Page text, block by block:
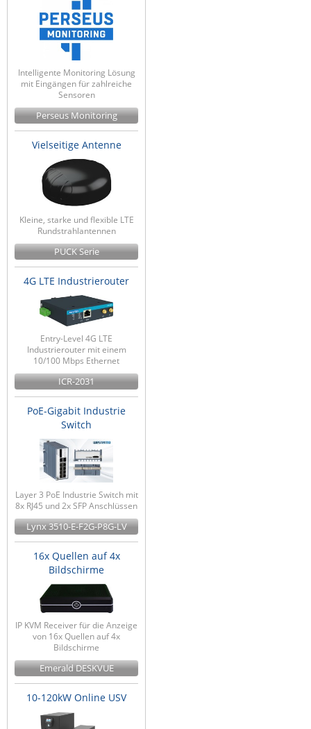
Intelligente Monitoring Lösung
mit Eingängen für zahlreiche
Sensoren
Perseus Monitoring
Vielseitige Antenne
Kleine, starke und flexible LTE
Rundstrahlantennen
PUCK Serie
4G LTE Industrierouter
Entry-Level 4G LTE
Industrierouter mit einem
10/100 Mbps Ethernet
ICR-2031
PoE-Gigabit Industrie
Switch
Layer 3 PoE Industrie Switch mit
8x RJ45 und 2x SFP Anschlüssen
Lynx 3510-E-F2G-P8G-LV
16x Quellen auf 4x
Bildschirme
IP KVM Receiver für die Anzeige
von 16x Quellen auf 4x
Bildschirme
Emerald DESKVUE
10-120kW Online USV